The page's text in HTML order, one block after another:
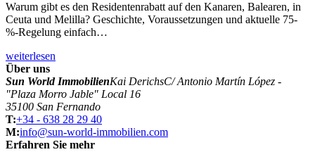
Warum gibt es den Residentenrabatt auf den Kanaren, Balearen, in
Ceuta und Melilla? Geschichte, Voraussetzungen und aktuelle 75-
%-Regelung einfach…
weiterlesen
Über uns
Sun World ImmobilienKai DerichsC/ Antonio Martín López -
"Plaza Morro Jable" Local 16
35100 San Fernando
T:+34 - 638 28 29 40
M:info@sun-world-immobilien.com
Erfahren Sie mehr